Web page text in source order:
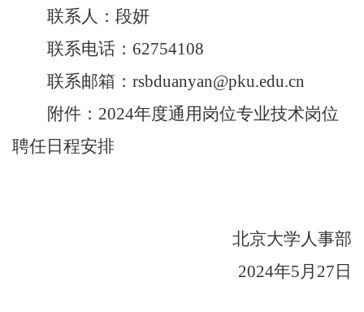
联系人：段妍
联系电话： 62754108
联系邮箱： rsbduanyan@pku.edu.cn
附件： 2024年度通用岗位专业技术岗位
聘任日程安排
北京大学人事部
2024年5月27日